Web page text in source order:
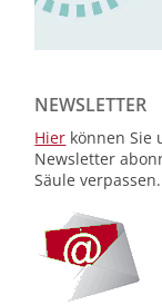
NEWSLETTER
Hier können Sie
Newsletter
Säule verpassen.